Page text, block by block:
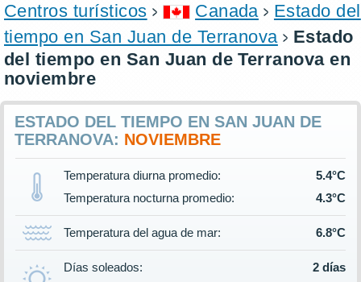
Centros turísticos Canada
Estado del
tiempo en San Juan de Terranova
Estado
del tiempo en San Juan de Terranova en
noviembre
ESTADO DEL TIEMPO EN SAN JUAN DE
TERRANOVA: NOVIEMBRE
Temperatura diurna promedio:
5.4°C
Temperatura nocturna promedio:
4.3°C
Temperatura del agua de mar: 6.8°C
Días soleados:
2 días